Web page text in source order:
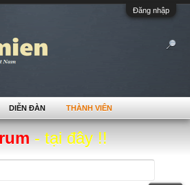
Đăng nhập
- tại đây !!
DIỄN ĐÀN THÀNH VIÊN